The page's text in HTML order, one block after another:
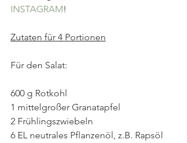
INSTAGRAM!
Zutaten für 4 Portionen
Für den Salat:
600 g Rotkohl
1 mittelgroßer Granatapfel
2 Frühlingszwiebeln
6 EL neutrales Pflanzenöl, z.B. Rapsöl